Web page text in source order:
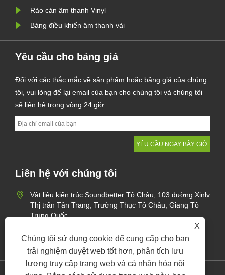
X
Chúng tôi sử dụng cookie để cung cấp cho bạn
trải nghiệm duyệt web tốt hơn, phân tích lưu
lượng truy cập trang web và cá nhân hóa nội
Rào cản âm thanh Vinyl
Bảng điều khiển âm thanh vải
Yêu cầu cho bảng giá
Đối với các thắc mắc về sản phẩm hoặc bảng giá của chúng
tôi, vui lòng để lại email của bạn cho chúng tôi và chúng tôi
sẽ liên hệ trong vòng 24 giờ.
Liên hệ với chúng tôi
Vật liệu kiến ​​trúc Soundbetter Tô Châu, 103 đường Xinlv
Thị trấn Tân Trang, Trường Thục Tô Châu, Giang Tô
Trung Quốc
jane@soundbetter.cn